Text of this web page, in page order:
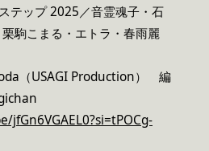
テップ 2025／音霊魂子・石
駒こまる・エトラ・春雨麗
（USAGI Production） 編